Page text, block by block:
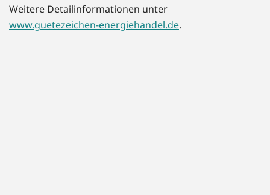
Weitere Detailinformationen unter
www.guetezeichen-energiehandel.de.